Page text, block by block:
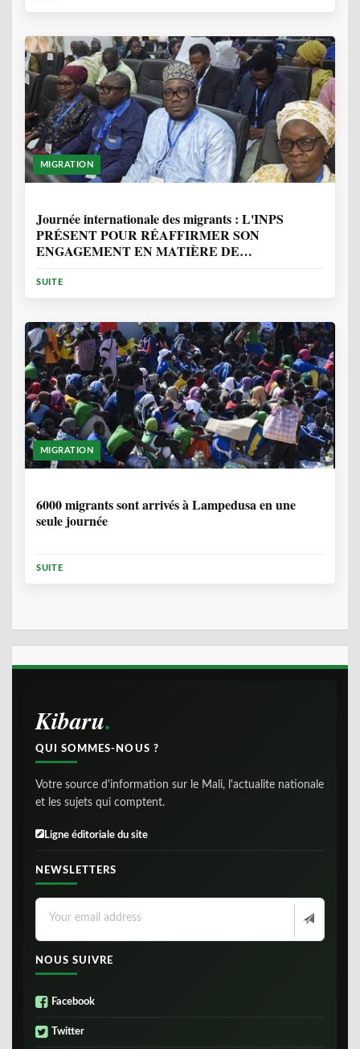
MIGRATION
Journée internationale des migrants : L'INPS
PRÉSENT POUR RÉAFFIRMER SON
ENGAGEMENT EN MATIÈRE DE
SUITE
MIGRATION
6000 migrants sont arrivés à Lampedusa en une
seule journée
SUITE
Kibaru
QUI SOMMES-NOUS ?
Votre source d'information sur le Mali, l'actualite nationale
et les sujets qui comptent.
Ligne éditoriale du site
NEWSLETTERS
NOUS SUIVRE
Facebook
Twitter